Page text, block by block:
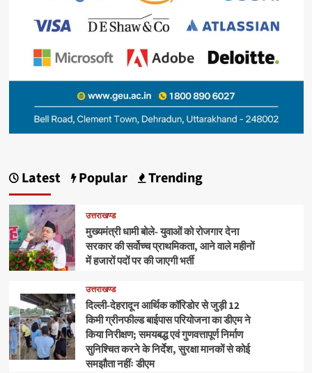
Latest Popular Trending
उत्तराखण्ड
मुख्यमंत्री धामी बोले- युवाओं को रोजगार देना
सरकार की सर्वोच्च प्राथमिकता, आने वाले महीनों
में हजारों पदों पर की जाएगी भर्ती
उत्तराखण्ड
दिल्ली-देहरादून आर्थिक कॉरिडोर से जुड़ी 12
किमी ग्रीनफील्ड बाईपास परियोजना का डीएम ने
किया निरीक्षण; समयबद्ध एवं गुणवत्तापूर्ण निर्माण
सुनिश्चित करने के निर्देश, सुरक्षा मानकों से कोई
समझौता नहींः डीएम